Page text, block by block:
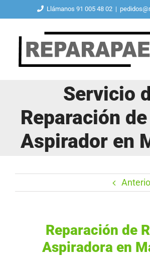
contenido
Llámanos 91 005 48 02 |
Servicio
Reparación
Aspirador en
Reparación de
Aspiradora en